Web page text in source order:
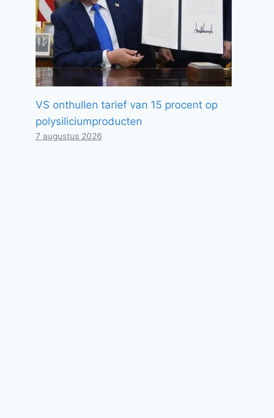
VS onthullen tarief van 15 procent op
polysiliciumproducten
7 augustus 2026